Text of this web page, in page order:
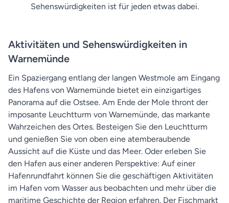
Sehenswürdigkeiten ist für jeden etwas dabei.
Aktivitäten und Sehenswürdigkeiten in
Warnemünde
Ein Spaziergang entlang der langen Westmole am Eingang
des Hafens von Warnemünde bietet ein einzigartiges
Panorama auf die Ostsee. Am Ende der Mole thront der
imposante Leuchtturm von Warnemünde, das markante
Wahrzeichen des Ortes. Besteigen Sie den Leuchtturm
und genießen Sie von oben eine atemberaubende
Aussicht auf die Küste und das Meer. Oder erleben Sie
den Hafen aus einer anderen Perspektive: Auf einer
Hafenrundfahrt können Sie die geschäftigen Aktivitäten
im Hafen vom Wasser aus beobachten und mehr über die
maritime Geschichte der Region erfahren. Der Fischmarkt